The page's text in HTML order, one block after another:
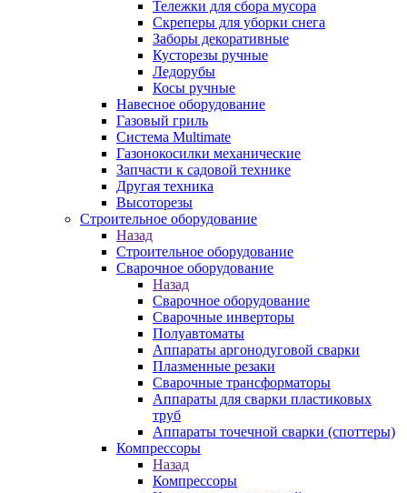
Тележки для сбора мусора
Скреперы для уборки снега
Заборы декоративные
Кусторезы ручные
Ледорубы
Косы ручные
Навесное оборудование
Газовый гриль
Система Multimate
Газонокосилки механические
Запчасти к садовой технике
Другая техника
Высоторезы
Строительное оборудование
Назад
Строительное оборудование
Сварочное оборудование
Назад
Сварочное оборудование
Сварочные инверторы
Полуавтоматы
Аппараты аргонодуговой сварки
Плазменные резаки
Сварочные трансформаторы
Аппараты для сварки пластиковых
труб
Аппараты точечной сварки (споттеры)
Компрессоры
Назад
Компрессоры